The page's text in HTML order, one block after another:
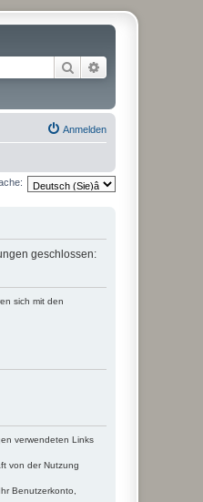
Suche
Anmelden
geschlossen:
sich mit den
verwendeten Links
von der Nutzung
Benutzerkonto,